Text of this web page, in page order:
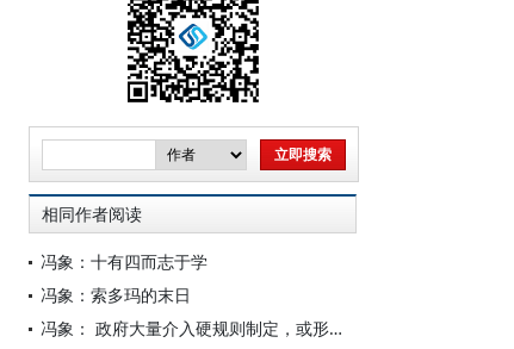
相同作者阅读
冯象：十有四而志于学
冯象：索多玛的末日
冯象： 政府大量介入硬规则制定，或形成新的计划经济